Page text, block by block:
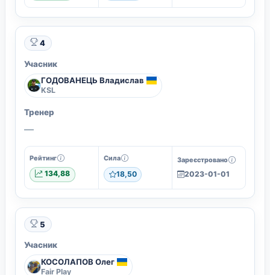
4
Учасник
ГОДОВАНЕЦЬ Владислав
KSL
Тренер
—
Рейтинг
134,88
Сила
18,50
Зареєстровано
2023-01-01
5
Учасник
КОСОЛАПОВ Олег
Fair Play